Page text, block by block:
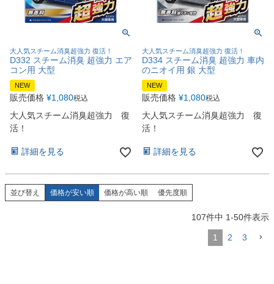
大人気スチーム消臭超強力 復活！
D332 スチーム消臭 超強力 エア
コン用 大型
NEW
販売価格 ¥1,080税込
大人気スチーム消臭超強力 復
活！
詳細を見る
大人気スチーム消臭超強力 復活！
D334 スチーム消臭 超強力 車内
のニオイ用 銀 大型
NEW
販売価格 ¥1,080税込
大人気スチーム消臭超強力 復
活！
詳細を見る
並び替え 価格が安い順 価格が高い順 優先度順
107件中 1-50件表示
1 2 3